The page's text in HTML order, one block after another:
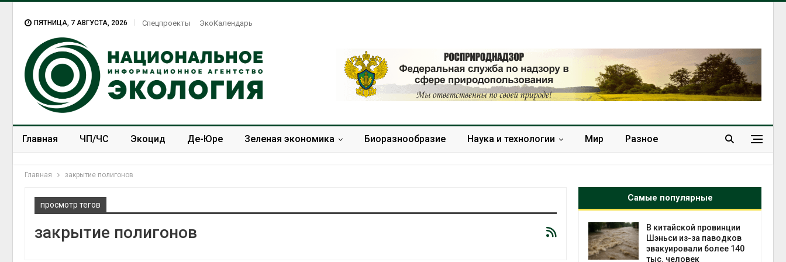
ПЯТНИЦА, 7 АВГУСТА, 2026 Спецпроекты ЭкоКалендарь
Главная ЧП/ЧС Экоцид Де-Юре Зеленая экономика Биоразнообразие Наука и технологии Мир Разное
Главная закрытие полигонов
просмотр тегов
закрытие полигонов
Самые популярные
экологические НКО
В китайской провинции
Шэньси из-за паводков
эвакуировали более 140
тыс. человек